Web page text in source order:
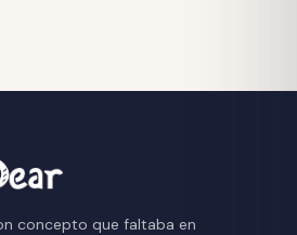
concepto que faltaba en